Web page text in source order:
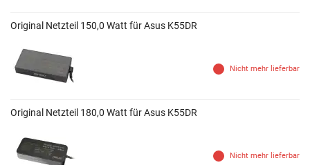
Original Netzteil 150,0 Watt für Asus K55DR
Nicht mehr lieferbar
Original Netzteil 180,0 Watt für Asus K55DR
Nicht mehr lieferbar